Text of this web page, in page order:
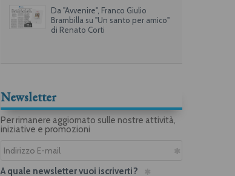
Da "Avvenire", Franco Giulio
Brambilla su "Un santo per amico"
di Renato Corti
Newsletter
Per rimanere aggiornato sulle nostre attività,
iniziative e promozioni
A quale newsletter vuoi iscriverti?